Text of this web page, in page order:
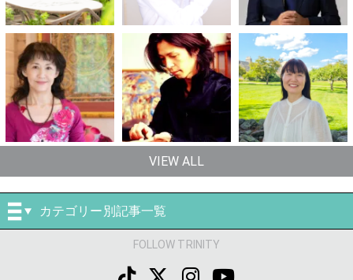
VIEW ALL
カテゴリー別記事一覧
FOLLOW TRINITY